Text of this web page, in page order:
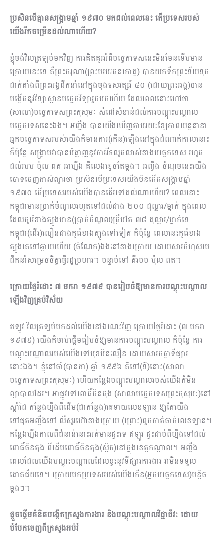
ប្រសិនបើគ្មានសង្គ្រាមឆ្នាំ ១៩៧០ មកដល់ពេលនេះ តើប្រទេសរបស់
យើងរីកចម្រើនដល់ណាហើយ?
ខ្ញុំចង់វិលត្រឡប់មកវិញ ការគិតគូរអំពីបច្ចេកទេសនេះមិនមែនទើបមាន
ក្រោយនេះទេ គឺព្រះករុណា​(ព្រះបរមរតនកោដ្ឋ) បាន​យកទឹកព្រះទ័យទុក
ដាក់តាំងពីព្រះអង្គដឹកនាំនៅក្នុងចុងទសវត្សរ៍ ៥០ (ដោយព្រះអង្គ)បាន
បង្កើតនូវវិទ្យាស្ថានបច្ចេកវិទ្យារួចមក​ហើយ ដែលពេលនោះហៅថា
(សាលា)បច្ចេកទេសព្រះកុសុមៈ សំដៅសំខាន់ដល់ការបណ្ដុះបណ្ដាល
បច្ចេកទេសនេះឯង។​ អញ្ចឹង បានយើងឃើញតាមរយៈខ្សែភាពយន្តនានា
អ្នកបច្ចេកទេសរបស់យើងក៏មានការ(កើន)ឡើងនៅក្នុងដំណាក់កាលនោះ
ក៏ប៉ុន្តែ សង្គ្រាមវាបានបំផ្លាញនូវការរីកលូតលាស់ខាងបច្ចេកទេស រហូត
ដល់របប ប៉ុល ពត អាហ្នឹង គឺលេងខ្ទេចតែម្តង។ អញ្ចឹង ចំណុចនេះយើង
ចោទចេញជាសំណួរថា ប្រសិនបើប្រទេសយើងមិនកើតសង្គ្រាមឆ្នាំ
១៩៧០ តើប្រទេសរបស់យើងបានដើរទៅដល់ណាហើយ? ពេលនោះ
កម្ពុជាមានប្រាក់ចំណូលរហូតទៅដល់ជាង​ ២០០ ដុល្លារ/ម្នាក់ ក្នុងពេល
ដែលកូរ៉េខាងត្បូងមាន(ប្រាក់ចំណូល)ត្រឹមតែ ៧៨ ដុល្លារ/ម្នាក់ទេ
កម្ពុជា(ដើរ)លឿនជាងកូរ៉េខាងត្បូងទៅទៀត ក៏ប៉ុន្តែ ពេលនេះកូរ៉េខាង
ត្បូងគេទៅឆ្ងាយហើយ (ចំណែក)ឯងនៅខាងក្រោយ ដោយសារកំហុសមេ
ដឹកនាំសម្រេចចិត្តធ្វើរដ្ឋប្រហារ។ បន្ទាប់ទៅ គឺរបប ប៉ុល ពត។
ក្រោយថ្ងៃរំដោះ ៧ មករា ១៩៧៩ បានរៀបចំឱ្យមានការបណ្ដុះបណ្ដាល
ឡើងវិញគ្រប់វិស័យ
ឥឡូវ វិលត្រឡប់មកដល់យើងនៅឯណេះវិញ ក្រោយថ្ងៃរំដោះ (៧ មករា
១៩៧៩) យើងក៏ចាប់ផ្តើមរៀបចំឱ្យមានការបណ្តុះបណ្តាល ក៏ប៉ុន្តែ ការ
បណ្តុះបណ្តាលរបស់យើងទៅមុខមិនលឿន ដោយសារកត្តាទីផ្សារ
នោះឯង។ ខ្ញុំនៅចាំ(បានថា) ឆ្នាំ ១៩៩៦ គឺទៅ(ទី)នោះ(សាលា
បច្ចេកទេសព្រះកុសុមៈ) ហើយកន្លែងបណ្តុះបណ្តាលរបស់យើងក៏មិន
ព្យាបាលដែរ។ អាផ្លូវទៅពោធិ៍ចិនតុង (សាលាបច្ចេកទេសព្រះកុសុមៈ)នៅ
ស្តាំដៃ កន្លែងហ្នឹងពីដើម(ជាកន្លែង)គេទាយលេខឡាន ឱ្យតែយើង
ទៅផុតអញ្ចឹងទៅ លឺសូរហ៊ោខាងក្រោយ (ព្រោះ)ពួកគាត់ចាក់លេខឡាន។
កន្លែងហ្នឹងកាលពីជំនាន់នោះអត់មានផ្ទះទេ ឥឡូវ ផ្ទះជាប់ពីហ្នឹងទៅដល់
ពោធិ៍ចិនតុង ពីដើមពោធិ៍ចិនតុង(ស្ថិត)នៅក្នុងខេត្តកណ្តាល។ អញ្ចឹង
ពេលដែលយើងបណ្តុះបណ្តាលដែលខ្វះនូវទីផ្សារការងារ វាមិនទទួល
ជោគជ័យទេ។ ក្រោយមកប្រទេសរបស់យើងកើន(អ្នកបច្ចេកទេស)បន្តិច
ម្តងៗ។
ផ្ដួចផ្តើមគំនិតបង្កើតក្រសួងការងារ និងបណ្ដុះបណ្ដាលវិជ្ជាជីវៈ ដោយ
បំបែកចេញពីក្រសួងអប់រំ